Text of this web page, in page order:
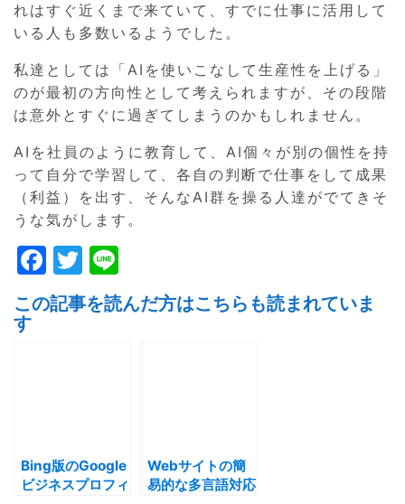
れはすぐ近くまで来ていて、すでに仕事に活用して
いる人も多数いるようでした。
私達としては「AIを使いこなして生産性を上げる」
のが最初の方向性として考えられますが、その段階
は意外とすぐに過ぎてしまうのかもしれません。
AIを社員のように教育して、AI個々が別の個性を持
って自分で学習して、各自の判断で仕事をして成果
（利益）を出す、そんなAI群を操る人達がでてきそ
うな気がします。
F
a
c
k
T
w
itt
n
e
この記事を読んだ方はこちらも読まれていま
す
Bing版のGoogle
ビジネスプロフィ
Webサイトの簡
易的な多言語対応